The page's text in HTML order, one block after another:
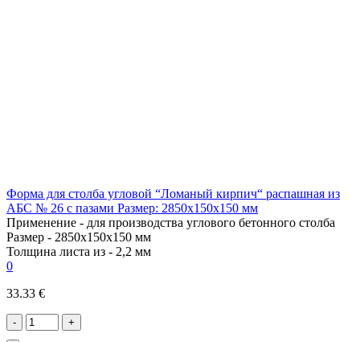
Форма для столба угловой “Ломаный кирпич“ распашная из
АБС № 26 с пазами Размер: 2850х150х150 мм
Применение - для производства углового бетонного столба
Размер - 2850х150х150 мм
Толщина листа из - 2,2 мм
0
33.33 €
- +